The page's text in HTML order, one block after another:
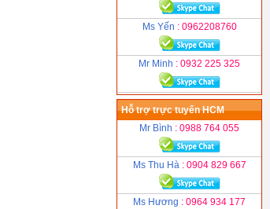
Ms Yến : 0962208760
Mr Minh : 0932 225 325
Hỗ trợ trực tuyến HCM
Mr Bình : 0988 764 055
Ms Thu Hà : 0904 829 667
Ms Hương : 0964 934 177